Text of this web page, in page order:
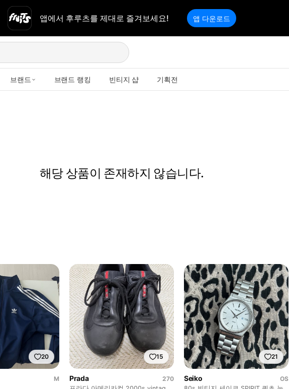
앱에서 후루츠를 제대로 즐겨보세요! 앱 다운로드
브랜드 브랜드 랭킹 빈티지 샵 기획전
해당 상품이 존재하지 않습니다.
20
M
15
Prada
270
21
Seiko
OS